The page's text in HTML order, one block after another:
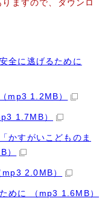
ますので、ダウンロ
全に逃げるために
mp3 1.2MB）
1.7MB）
かすがいこどものま
）
2.0MB）
めに （mp3 1.6MB）